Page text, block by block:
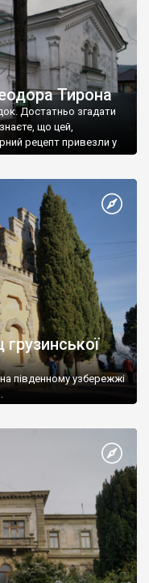
Тирона
Достатньо згадати
що цей,
рецепт привезли у
південному узбережжі